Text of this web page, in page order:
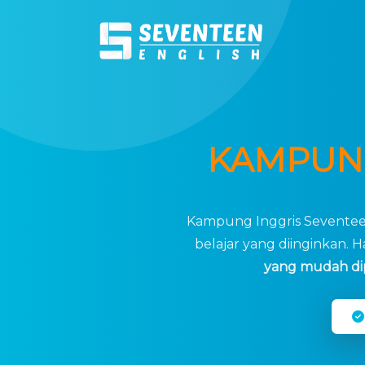
Kampung Inggris
belajar yang diinginkan.
yang mudah